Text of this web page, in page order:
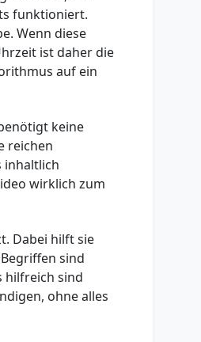
funktioniert.
Wenn diese
ist daher die
auf ein
keine
reichen
inhaltlich
wirklich zum
Dabei hilft sie
sind
hilfreich sind
ohne alles